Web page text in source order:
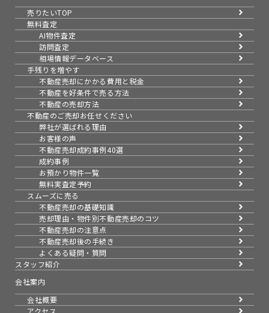
売りたいTOP
無料査定
AI物件査定
訪問査定
相場情報データベース
手残りを増やす
不動産売却にかかる費用と税金
不動産を好条件で売る方法
不動産の売却方法
不動産のご売却お任せください
弊社が選ばれる理由
お客様の声
不動産売却成約事例40選
成約事例
お預かり物件一覧
無料実査定予約
スムーズに売る
不動産売却の基礎知識
売却理由・物件別不動産売却のコツ
不動産売却の注意点
不動産売却後の手続き
よくある疑問・質問
スタッフ紹介
会社案内
会社概要
アクセス